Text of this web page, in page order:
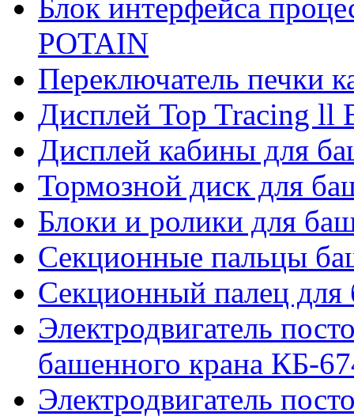
Блок интерфейса
POTAIN
Переключатель печки
Дисплей Top Tracing ll
Дисплей кабины для
Тормозной диск для
Блоки и ролики для
Секционные пальцы
Секционный палец
Электродвигатель
башенного крана КБ-
Электродвигатель